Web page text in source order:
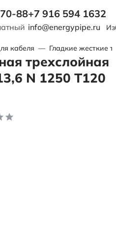
88+7 916 594 1632
info@energypipe.ru
кабеля — Гладкие жесткие
трехслойная
N 1250 Т120